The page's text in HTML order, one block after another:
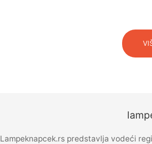
Lampeknapcek.rs predstavlja vodeći